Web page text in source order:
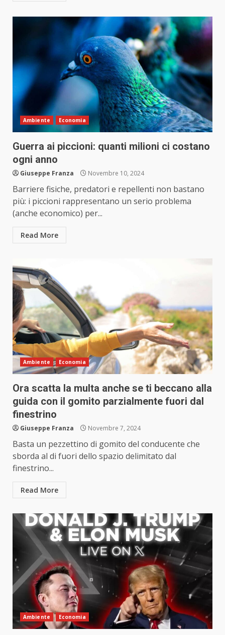
Ambiente Economia
Guerra ai piccioni: quanti milioni ci costano
ogni anno
Giuseppe Franza Novembre 10, 2024
Barriere fisiche, predatori e repellenti non bastano
più: i piccioni rappresentano un serio problema
(anche economico) per...
Read More
Ambiente Economia
Ora scatta la multa anche se ti beccano alla
guida con il gomito parzialmente fuori dal
finestrino
Giuseppe Franza Novembre 7, 2024
Basta un pezzettino di gomito del conducente che
sborda al di fuori dello spazio delimitato dal
finestrino...
Read More
Ambiente Economia